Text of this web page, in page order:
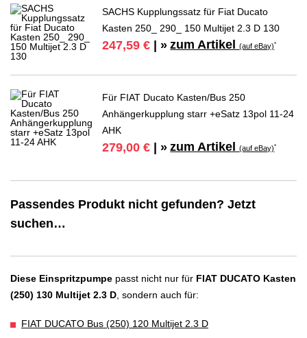
SACHS Kupplungssatz für Fiat Ducato
Kasten 250_ 290_ 150 Multijet 2.3 D 130
247,59 € | » zum Artikel(auf eBay)*
Für FIAT Ducato Kasten/Bus 250
Anhängerkupplung starr +eSatz 13pol 11-24
AHK
279,00 € | » zum Artikel(auf eBay)*
Passendes Produkt nicht gefunden? Jetzt
suchen…
Diese Einspritzpumpe passt nicht nur für FIAT DUCATO Kasten
(250) 130 Multijet 2.3 D, sondern auch für:
FIAT DUCATO Bus (250) 120 Multijet 2.3 D